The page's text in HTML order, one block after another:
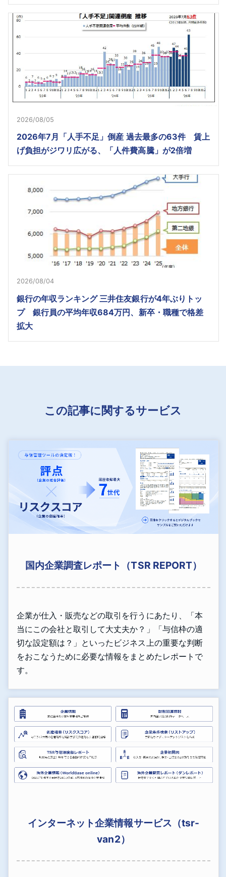
2026/08/05
2026年7月「人手不足」倒産 過去最多の63件 賃上
げ負担がジワリ広がる、「人件費高騰」が2倍増
2026/08/04
銀行の年収ランキング 三井住友銀行が4年ぶりトッ
プ 銀行員の平均年収684万円、新卒・職種で格差
拡大
この記事に関するサービス
国内企業調査レポート（TSR REPORT）
企業が仕入・販売などの取引を行うにあたり、「本
当にこの会社と取引して大丈夫か？」「与信枠の適
切な設定額は？」といったビジネス上の重要な判断
をおこなうために必要な情報をまとめたレポートで
す。
インターネット企業情報サービス（tsr-
van2）